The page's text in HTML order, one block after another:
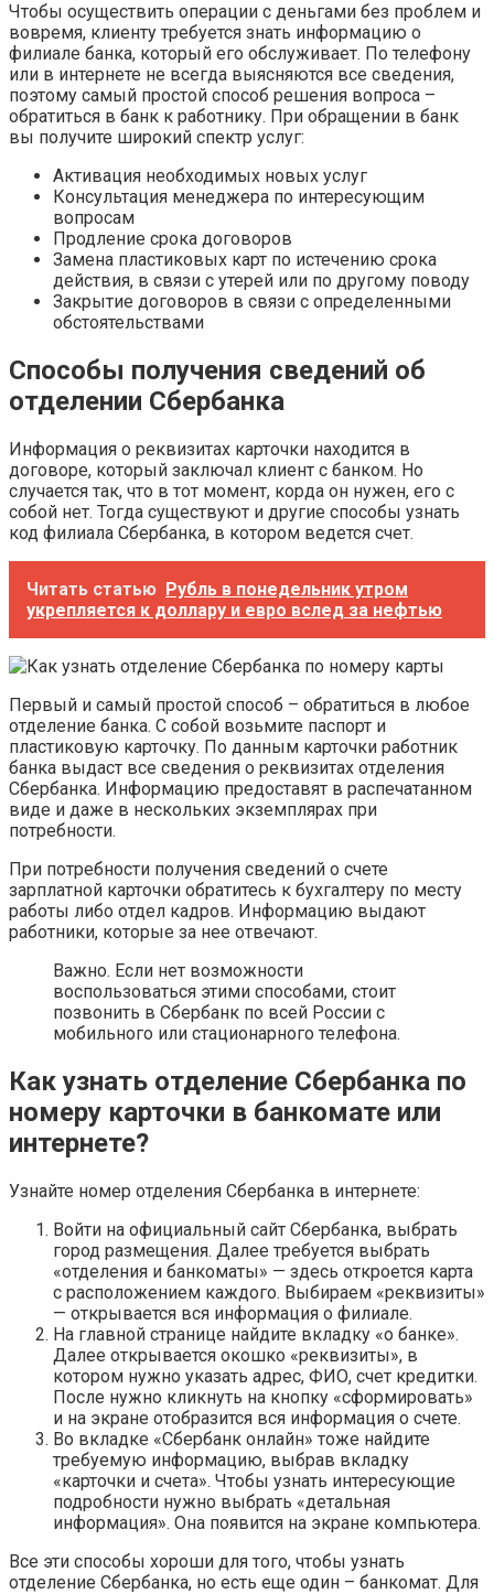
Чтобы осуществить операции с деньгами без проблем и
вовремя, клиенту требуется знать информацию о
филиале банка, который его обслуживает. По телефону
или в интернете не всегда выясняются все сведения,
поэтому самый простой способ решения вопроса –
обратиться в банк к работнику. При обращении в банк
вы получите широкий спектр услуг:
Активация необходимых новых услуг
Консультация менеджера по интересующим
вопросам
Продление срока договоров
Замена пластиковых карт по истечению срока
действия, в связи с утерей или по другому поводу
Закрытие договоров в связи с определенными
обстоятельствами
Способы получения сведений об
отделении Сбербанка
Информация о реквизитах карточки находится в
договоре, который заключал клиент с банком. Но
случается так, что в тот момент, корда он нужен, его с
собой нет. Тогда существуют и другие способы узнать
код филиала Сбербанка, в котором ведется счет.
Читать статью Рубль в понедельник утром
укрепляется к доллару и евро вслед за нефтью
Первый и самый простой способ – обратиться в любое
отделение банка. С собой возьмите паспорт и
пластиковую карточку. По данным карточки работник
банка выдаст все сведения о реквизитах отделения
Сбербанка. Информацию предоставят в распечатанном
виде и даже в нескольких экземплярах при
потребности.
При потребности получения сведений о счете
зарплатной карточки обратитесь к бухгалтеру по месту
работы либо отдел кадров. Информацию выдают
работники, которые за нее отвечают.
Важно. Если нет возможности
воспользоваться этими способами, стоит
позвонить в Сбербанк по всей России с
мобильного или стационарного телефона.
Как узнать отделение Сбербанка по
номеру карточки в банкомате или
интернете?
Узнайте номер отделения Сбербанка в интернете:
Войти на официальный сайт Сбербанка, выбрать
город размещения. Далее требуется выбрать
«отделения и банкоматы» — здесь откроется карта
с расположением каждого. Выбираем «реквизиты»
— открывается вся информация о филиале.
На главной странице найдите вкладку «о банке».
Далее открывается окошко «реквизиты», в
котором нужно указать адрес, ФИО, счет кредитки.
После нужно кликнуть на кнопку «сформировать»
и на экране отобразится вся информация о счете.
Во вкладке «Сбербанк онлайн» тоже найдите
требуемую информацию, выбрав вкладку
«карточки и счета». Чтобы узнать интересующие
подробности нужно выбрать «детальная
информация». Она появится на экране компьютера.
Все эти способы хороши для того, чтобы узнать
отделение Сбербанка, но есть еще один – банкомат. Для